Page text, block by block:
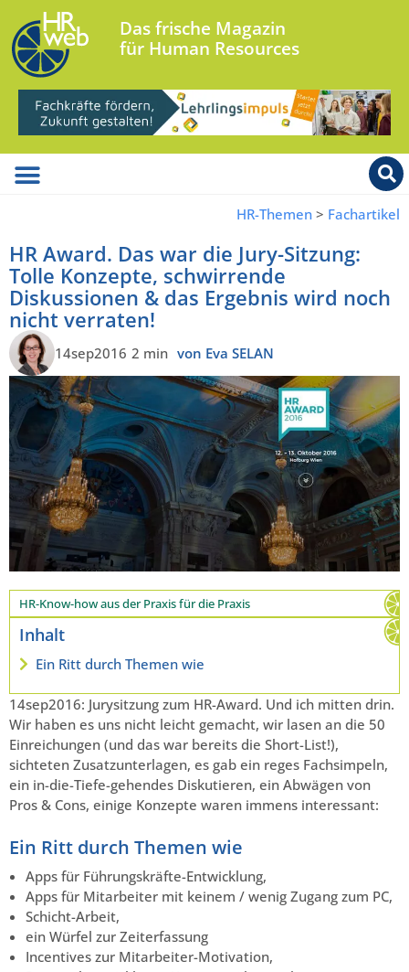
Das frische Magazin
für Human Resources
HR-Themen > Fachartikel
HR Award. Das war die Jury-Sitzung:
Tolle Konzepte, schwirrende
Diskussionen & das Ergebnis wird noch
nicht verraten!
14sep2016 2 min von Eva SELAN
HR-Know-how aus der Praxis für die Praxis
Inhalt
Ein Ritt durch Themen wie
14sep2016: Jurysitzung zum HR-Award. Und ich mitten drin.
Wir haben es uns nicht leicht gemacht, wir lasen an die 50
Einreichungen (und das war bereits die Short-List!),
sichteten Zusatzunterlagen, es gab ein reges Fachsimpeln,
ein in-die-Tiefe-gehendes Diskutieren, ein Abwägen von
Pros & Cons, einige Konzepte waren immens interessant:
Ein Ritt durch Themen wie
Apps für Führungskräfte-Entwicklung,
Apps für Mitarbeiter mit keinem / wenig Zugang zum PC,
Schicht-Arbeit,
ein Würfel zur Zeiterfassung
Incentives zur Mitarbeiter-Motivation,